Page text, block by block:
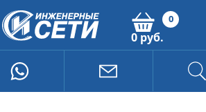
0
0 руб.